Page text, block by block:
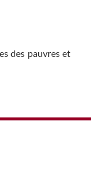
des pauvres et